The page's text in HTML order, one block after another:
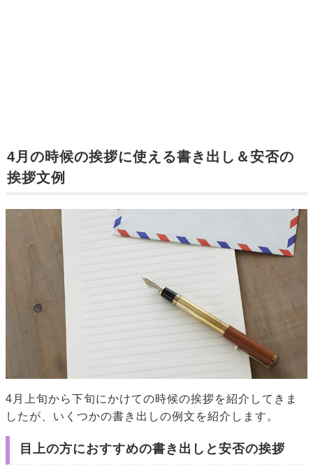
4月の時候の挨拶に使える書き出し＆安否の
挨拶文例
4月上旬から下旬にかけての時候の挨拶を紹介してきま
したが、いくつかの書き出しの例文を紹介します。
目上の方におすすめの書き出しと安否の挨拶